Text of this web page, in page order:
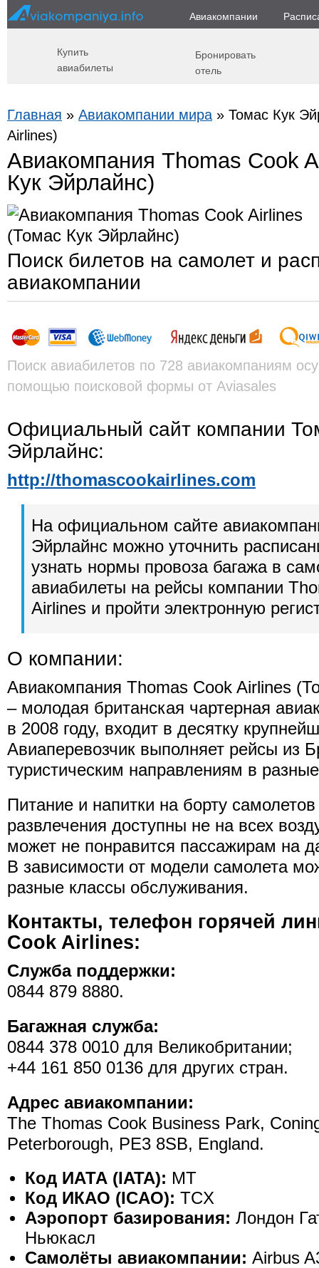
Авиакомпании
Купить
авиабилеты
Бронировать
отель
Главная » Авиакомпании мира » Томас Кук
Airlines)
Авиакомпания Thomas Cook
Кук Эйрлайнс)
Поиск билетов на самолет и
авиакомпании
Поиск авиабилетов по 728 авиакомпаниям
помощью поисковой формы от Aviasales
Официальный сайт компании
Эйрлайнс:
http://thomascookairlines.com
На официальном сайте
Эйрлайнс можно уточнить
узнать нормы провоза багажа в
авиабилеты на рейсы компании
Airlines и пройти электронную
О компании:
Авиакомпания Thomas Cook Airlines
– молодая британская чартерная
в 2008 году, входит в десятку
Авиаперевозчик выполняет рейсы из
туристическим направлениям в
Питание и напитки на борту
развлечения доступны не на всех
может не понравится пассажирам на
В зависимости от модели самолета
разные классы обслуживания.
Контакты, телефон горячей
Cook Airlines:
Служба поддержки:
0844 879 8880.
Багажная служба:
0844 378 0010 для Великобритании;
+44 161 850 0136 для других стран.
Адрес авиакомпании:
The Thomas Cook Business Park,
Peterborough, PE3 8SB, England.
Код ИАТА (IATA): MT
Код ИКАО (ICAO): TCX
Аэропорт базирования: Лондон
Ньюкасл
Самолёты авиакомпании: Airbus